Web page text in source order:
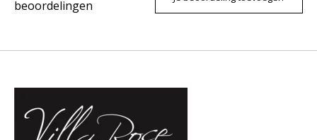
beoordelingen